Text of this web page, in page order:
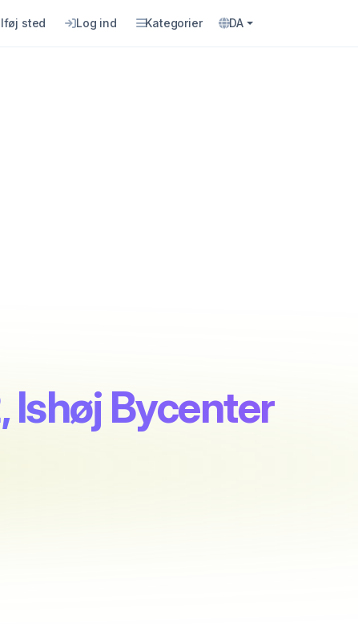
sted Log ind Kategorier DA
Ishøj Bycenter